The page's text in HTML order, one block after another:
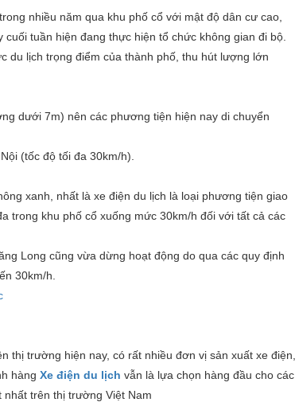
nhiều năm qua khu phố cổ với mật độ dân cư cao,
tuần hiện đang thực hiện tổ chức không gian đi bộ.
du lịch trọng điểm của thành phố, thu hút lượng lớn
dưới 7m) nên các phương tiện hiện nay di chuyển
(tốc độ tối đa 30km/h).
xanh, nhất là xe điện du lịch là loại phương tiện giao
trong khu phố cổ xuống mức 30km/h đối với tất cả các
Long cũng vừa dừng hoạt động do qua các quy định
30km/h.
thị trường hiện nay, có rất nhiều đơn vị sản xuất xe điện,
hàng Xe điện du lịch vẫn là lựa chọn hàng đầu cho các
trên thị trường Việt Nam